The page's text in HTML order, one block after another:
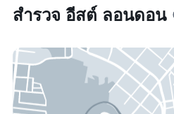
สำรวจ อีสต์ ลอนดอน